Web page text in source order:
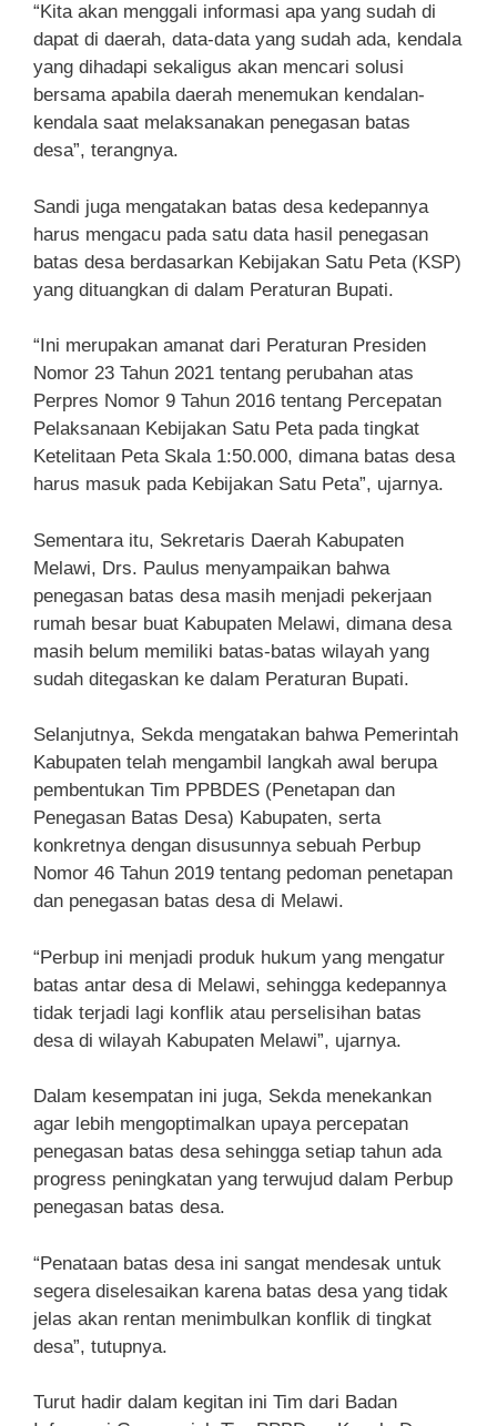
“Kita akan menggali informasi apa yang sudah di
dapat di daerah, data-data yang sudah ada, kendala
yang dihadapi sekaligus akan mencari solusi
bersama apabila daerah menemukan kendalan-
kendala saat melaksanakan penegasan batas
desa”, terangnya.
Sandi juga mengatakan batas desa kedepannya
harus mengacu pada satu data hasil penegasan
batas desa berdasarkan Kebijakan Satu Peta (KSP)
yang dituangkan di dalam Peraturan Bupati.
“Ini merupakan amanat dari Peraturan Presiden
Nomor 23 Tahun 2021 tentang perubahan atas
Perpres Nomor 9 Tahun 2016 tentang Percepatan
Pelaksanaan Kebijakan Satu Peta pada tingkat
Ketelitaan Peta Skala 1:50.000, dimana batas desa
harus masuk pada Kebijakan Satu Peta”, ujarnya.
Sementara itu, Sekretaris Daerah Kabupaten
Melawi, Drs. Paulus menyampaikan bahwa
penegasan batas desa masih menjadi pekerjaan
rumah besar buat Kabupaten Melawi, dimana desa
masih belum memiliki batas-batas wilayah yang
sudah ditegaskan ke dalam Peraturan Bupati.
Selanjutnya, Sekda mengatakan bahwa Pemerintah
Kabupaten telah mengambil langkah awal berupa
pembentukan Tim PPBDES (Penetapan dan
Penegasan Batas Desa) Kabupaten, serta
konkretnya dengan disusunnya sebuah Perbup
Nomor 46 Tahun 2019 tentang pedoman penetapan
dan penegasan batas desa di Melawi.
“Perbup ini menjadi produk hukum yang mengatur
batas antar desa di Melawi, sehingga kedepannya
tidak terjadi lagi konflik atau perselisihan batas
desa di wilayah Kabupaten Melawi”, ujarnya.
Dalam kesempatan ini juga, Sekda menekankan
agar lebih mengoptimalkan upaya percepatan
penegasan batas desa sehingga setiap tahun ada
progress peningkatan yang terwujud dalam Perbup
penegasan batas desa.
“Penataan batas desa ini sangat mendesak untuk
segera diselesaikan karena batas desa yang tidak
jelas akan rentan menimbulkan konflik di tingkat
desa”, tutupnya.
Turut hadir dalam kegitan ini Tim dari Badan